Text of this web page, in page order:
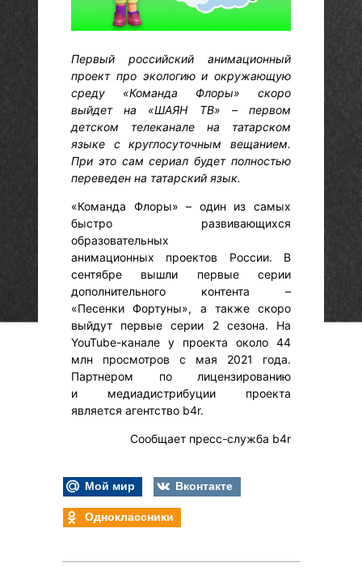
Первый российский анимационный
проект про экологию и окружающую
среду «Команда Флоры» скоро
выйдет на «ШАЯН ТВ» – первом
детском телеканале на татарском
языке с круглосуточным вещанием.
При это сам сериал будет полностью
переведен на татарский язык.
«Команда Флоры» – один из самых
быстро развивающихся
образовательных
анимационных проектов России. В
сентябре вышли первые серии
дополнительного контента –
«Песенки Фортуны», а также скоро
выйдут первые серии 2 сезона. На
YouTube-канале у проекта около 44
млн просмотров с мая 2021 года.
Партнером по лицензированию
и медиадистрибуции проекта
является агентство b4r.
Сообщает пресс-служба b4r
Мой мир
Вконтакте
Одноклассники